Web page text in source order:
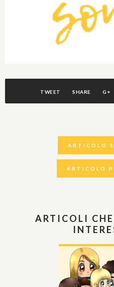
TWEET SHARE G+
ARTICOLO
ARTICOLO
ARTICOLI